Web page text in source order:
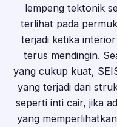
lempeng tektonik
terlihat pada
terjadi ketika
terus mendingin.
yang cukup kuat,
yang terjadi dari
seperti inti cair, jika
yang